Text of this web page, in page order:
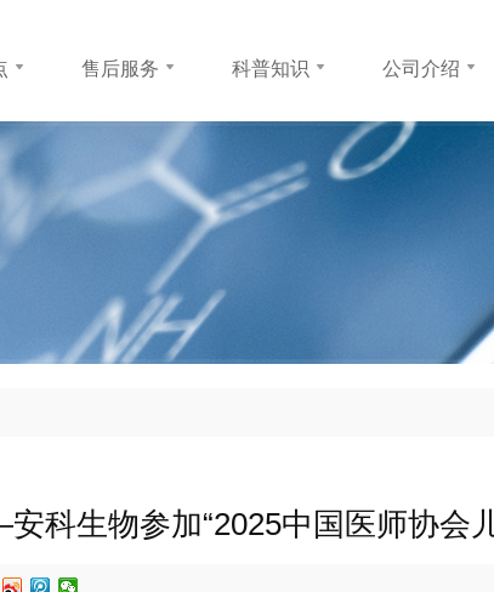
售后服务
常见问题
联系方式
科普知识
怎样长高
生长激素
公司介绍
科生物参加“2025中国医师协会